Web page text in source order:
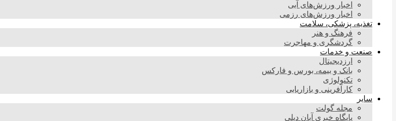
اخبار ورزش‌های آبی
اخبار ورزش‌های رزمی
تغذیه، پزشکی، سلامت
فرهنگ و هنر
گردشگری و مهاجرت
صنعت و خدمات
ارزدیجیتال
بانک و بیمه، بورس و فارکس
تکنولوژی
کارآفرینی و بازاریابی
سایر
مجله گولت
پایگاه خبری آبان دیلی